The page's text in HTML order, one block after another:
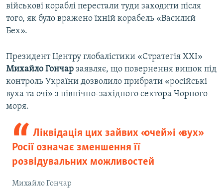
військові кораблі перестали туди заходити після
того, як було вражено їхній корабель «Василий
Бех».
Президент Центру глобалістики «Стратегія XXI»
Михайло Гончар заявляє, що повернення вишок під
контроль України дозволило прибрати «російські
вуха та очі» з північно-західного сектора Чорного
моря.
Ліквідація цих зайвих «очей» і «вух»
Росії означає зменшення її
розвідувальних можливостей
Михайло Гончар